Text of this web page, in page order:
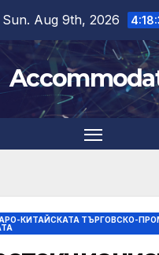
Sun. Aug 9th, 2026
КИТАЙСКАТА ТЪРГОВСКО-